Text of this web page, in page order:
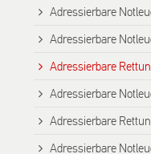
Adressierbare
Adressierbare
Adressierbare
Adressierbare
Adressierbare
Adressierbare